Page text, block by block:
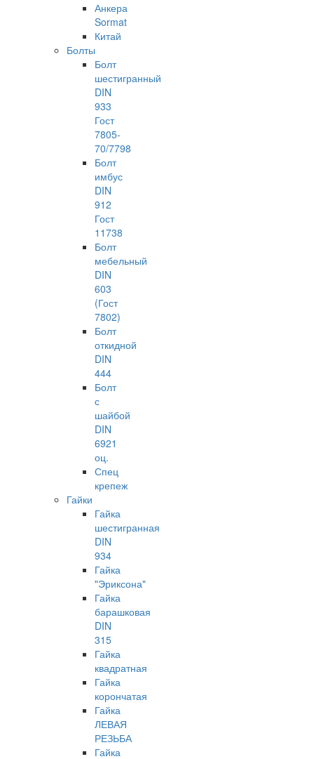
Анкера
Sormat
Китай
Болты
Болт
шестигранный
DIN
933
Гост
7805-
70/7798
Болт
имбус
DIN
912
Гост
11738
Болт
мебельный
DIN
603
(Гост
7802)
Болт
откидной
DIN
444
Болт
с
шайбой
DIN
6921
оц.
Спец
крепеж
Гайки
Гайка
шестигранная
DIN
934
Гайка
"Эриксона"
Гайка
барашковая
DIN
315
Гайка
квадратная
Гайка
корончатая
Гайка
ЛЕВАЯ
РЕЗЬБА
Гайка